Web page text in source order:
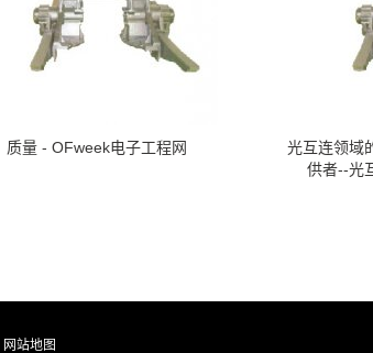
质量 - OFweek电子工程网
光互连领域
供者--光
网站地图